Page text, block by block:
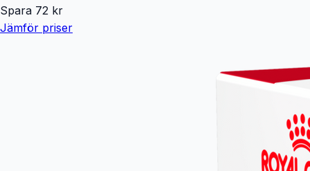
Spara 72 kr
Jämför priser